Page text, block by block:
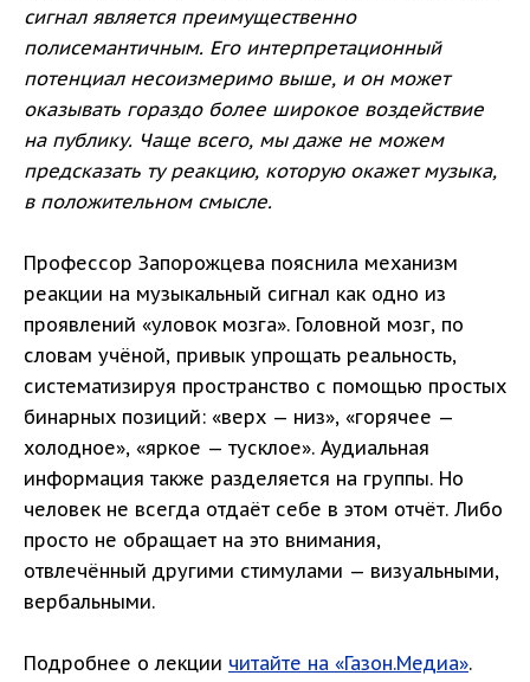
сигнал является преимущественно
полисемантичным. Его интерпретационный
потенциал несоизмеримо выше, и он может
оказывать гораздо более широкое воздействие
на публику. Чаще всего, мы даже не можем
предсказать ту реакцию, которую окажет музыка,
в положительном смысле.
Профессор Запорожцева пояснила механизм
реакции на музыкальный сигнал как одно из
проявлений «уловок мозга». Головной мозг, по
словам учёной, привык упрощать реальность,
систематизируя пространство с помощью простых
бинарных позиций: «верх — низ», «горячее —
холодное», «яркое — тусклое». Аудиальная
информация также разделяется на группы. Но
человек не всегда отдаёт себе в этом отчёт. Либо
просто не обращает на это внимания,
отвлечённый другими стимулами — визуальными,
вербальными.
Подробнее о лекции читайте на «Газон.Медиа».